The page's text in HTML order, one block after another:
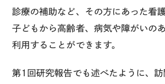
診療の補助など、その方にあった看
子どもから高齢者、病気や障がいの
利用することができます。
第1 回研究報告でも述べたように、